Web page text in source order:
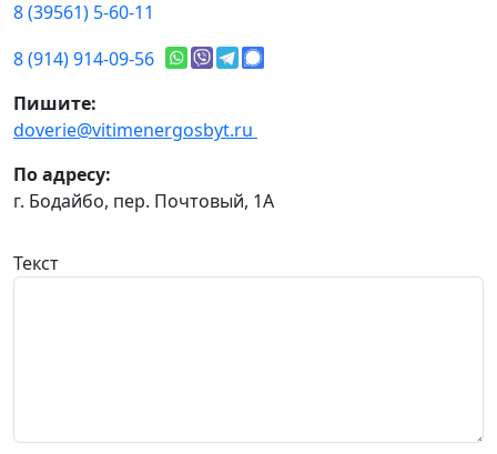
8 (39561) 5-60-11
8 (914) 914-09-56
Пишите:
doverie@vitimenergosbyt.ru
По адресу:
г. Бодайбо, пер. Почтовый, 1А
Текст